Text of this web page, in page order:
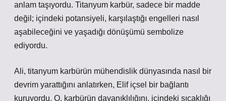
anlam taşıyordu. Titanyum karbür, sadece bir madde
değil; içindeki potansiyeli, karşılaştığı engelleri nasıl
aşabileceğini ve yaşadığı dönüşümü sembolize
ediyordu.
Ali, titanyum karbürün mühendislik dünyasında nasıl bir
devrim yarattığını anlatırken, Elif içsel bir bağlantı
kuruyordu. O, karbürün dayanıklılığını, içindeki sıcaklığı